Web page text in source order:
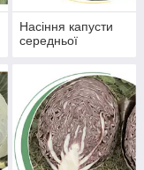
Насіння капусти
середньої